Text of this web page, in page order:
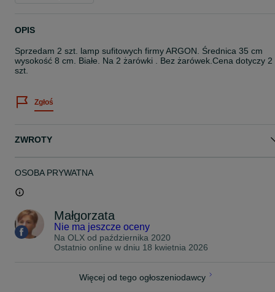
OPIS
Sprzedam 2 szt. lamp sufitowych firmy ARGON. Średnica 35 cm
wysokość 8 cm. Białe. Na 2 żarówki . Bez żarówek.Cena dotyczy 2
szt.
Zgłoś
ZWROTY
OSOBA PRYWATNA
Małgorzata
Nie ma jeszcze oceny
Na OLX od października 2020
Ostatnio online w dniu 18 kwietnia 2026
Więcej od tego ogłoszeniodawcy